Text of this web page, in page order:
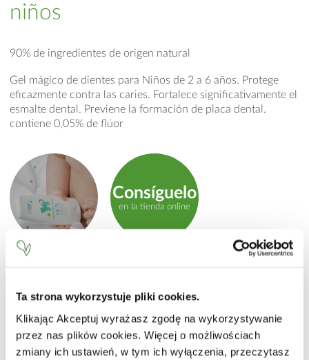
Ta strona wykorzystuje pliki cookies.
Klikając Akceptuj wyrażasz zgodę na wykorzystywanie
przez nas plików cookies. Więcej o możliwościach
zmiany ich ustawień, w tym ich wyłączenia, przeczytasz
niños
90% de ingredientes de origen natural
Gel mágico de dientes para Niños de 2 a 6 años. Protege
eficazmente contra las caries. Fortalece significativamente el
esmalte dental. Previene la formación de placa dental.
contiene 0,05% de flúor
product.label.guide
Consíguelo
en la tienda online
Usar una pequeña cantidad de gel del tamaño de un
guisante. Aplicar al menos 2 veces al día bajo la supervisión
de un adulto.
INCI